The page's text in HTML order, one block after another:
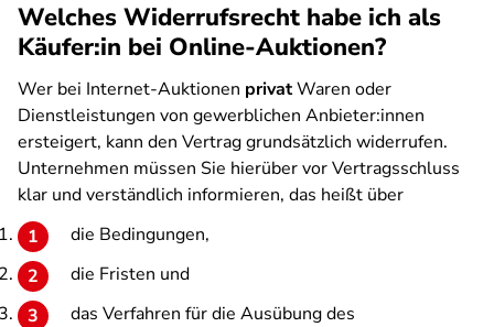
Welches Widerrufsrecht habe ich als
Käufer:in bei Online-Auktionen?
Wer bei Internet-Auktionen privatWaren oder
Dienstleistungen von gewerblichen Anbieter:innen
ersteigert, kann den Vertrag grundsätzlich widerrufen.
Unternehmen müssen Sie hierüber vor Vertragsschluss
klar und verständlich informieren, das heißt über
die Bedingungen,
die Fristen und
das Verfahren für die Ausübung des